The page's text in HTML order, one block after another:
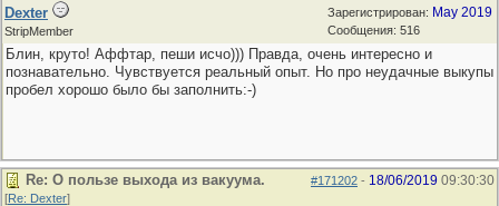
Зарегистрирован: May 2019
Сообщения: 516
Dexter
StripMember
Блин, круто! Аффтар, пеши исчо))) Правда, очень интересно и
познавательно. Чувствуется реальный опыт. Но про неудачные выкупы
пробел хорошо было бы заполнить:-)
#171202 - 18/06/2019 09:30:30
Re: О пользе выхода из вакуума.
[Re: Dexter]